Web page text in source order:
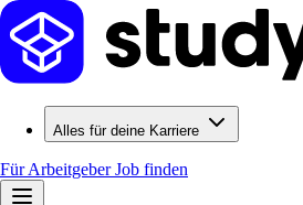
Alles für deine Karriere
Für ArbeitgeberJob finden